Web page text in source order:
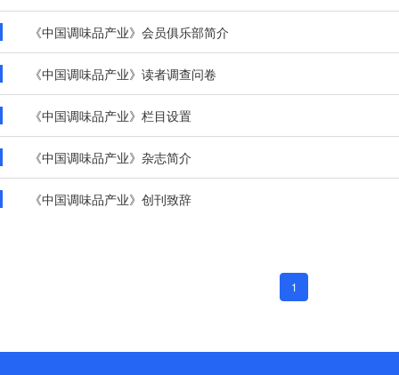
《中国调味品产业》会员俱乐部简介
《中国调味品产业》读者调查问卷
《中国调味品产业》栏目设置
《中国调味品产业》杂志简介
《中国调味品产业》创刊致辞
1